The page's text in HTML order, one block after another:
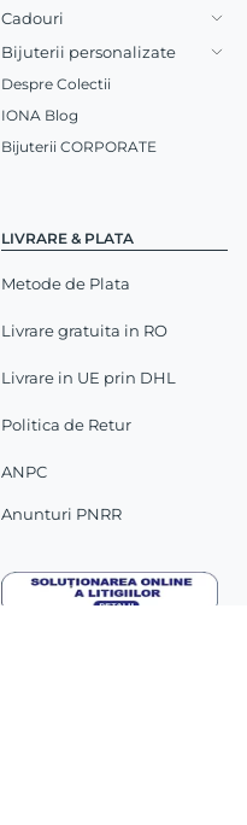
LIVRARE & PLATA
Metode de Plata
Livrare gratuita in RO
Livrare in UE prin DHL
Politica de Retur
ANPC
Anunturi PNRR
Cadouri
Bijuterii personalizate
Despre Colectii
IONA Blog
Bijuterii CORPORATE